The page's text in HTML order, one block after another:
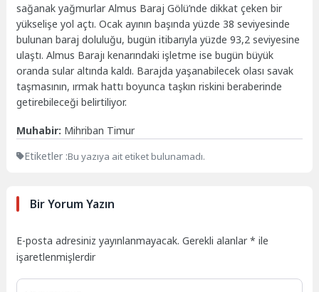
sağanak yağmurlar Almus Baraj Gölü’nde dikkat çeken bir
yükselişe yol açtı. Ocak ayının başında yüzde 38 seviyesinde
bulunan baraj doluluğu, bugün itibarıyla yüzde 93,2 seviyesine
ulaştı. Almus Barajı kenarındaki işletme ise bugün büyük
oranda sular altında kaldı. Barajda yaşanabilecek olası savak
taşmasının, ırmak hattı boyunca taşkın riskini beraberinde
getirebileceği belirtiliyor.
Muhabir: Mihriban Timur
Etiketler :Bu yazıya ait etiket bulunamadı.
Bir Yorum Yazın
E-posta adresiniz yayınlanmayacak. Gerekli alanlar* ile
işaretlenmişlerdir